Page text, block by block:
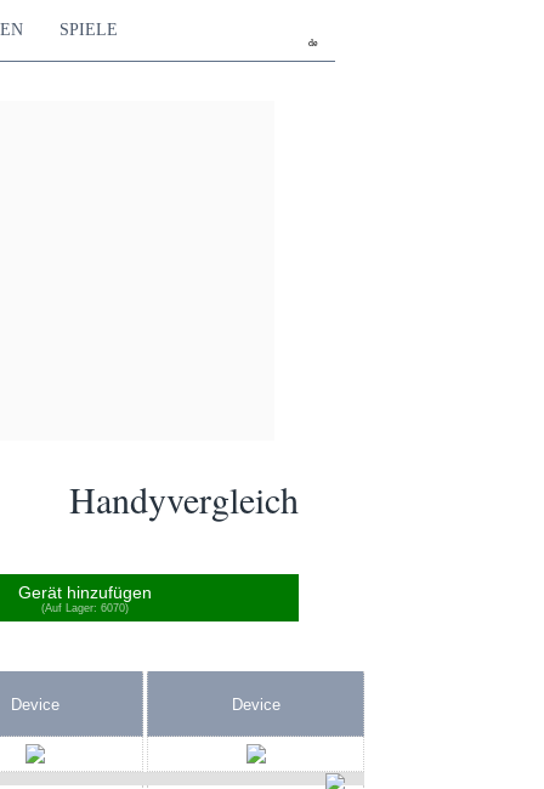
de
SPIELE
Handyvergleich
Gerät hinzufügen
(Auf Lager: 6070)
Device Device